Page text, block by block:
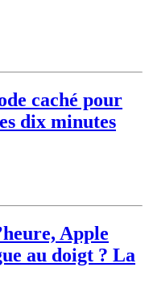
caché pour
dix minutes
Apple
au doigt ? La